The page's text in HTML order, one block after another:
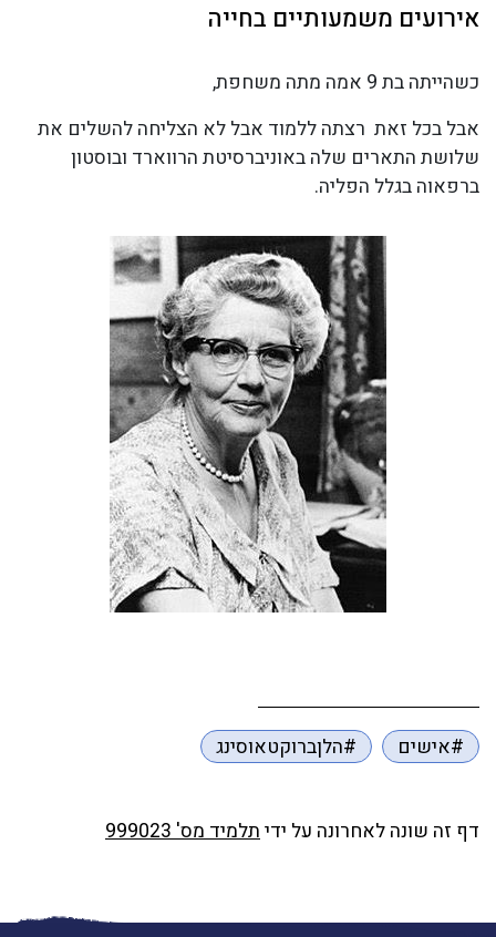
אירועים משמעותיים בחייה
כשהייתה בת 9 אמה מתה משחפת,
אבל בכל זאת רצתה ללמוד אבל לא הצליחה להשלים את
שלושת התארים שלה באוניברסיטת הרווארד ובוסטון
ברפאוה בגלל הפליה.
#אישים #הלןברוקטאוסינג
דף זה שונה לאחרונה על ידיתלמיד מס' 999023